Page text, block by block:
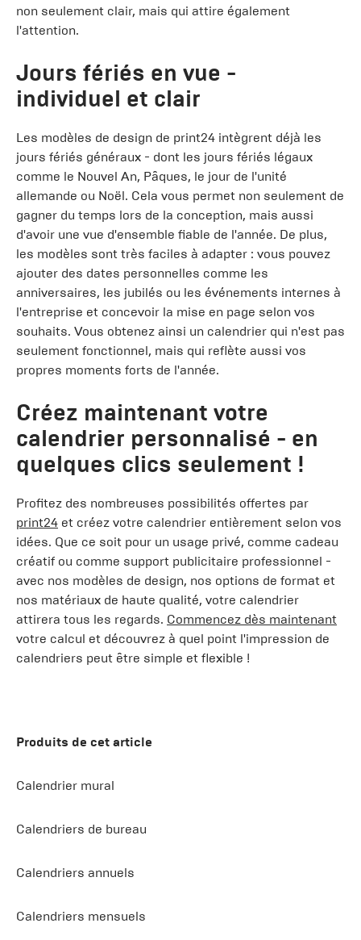
non seulement clair, mais qui attire également
l'attention.
Jours fériés en vue -
individuel et clair
Les modèles de design de print24 intègrent déjà les
jours fériés généraux - dont les jours fériés légaux
comme le Nouvel An, Pâques, le jour de l'unité
allemande ou Noël. Cela vous permet non seulement de
gagner du temps lors de la conception, mais aussi
d'avoir une vue d'ensemble fiable de l'année. De plus,
les modèles sont très faciles à adapter : vous pouvez
ajouter des dates personnelles comme les
anniversaires, les jubilés ou les événements internes à
l'entreprise et concevoir la mise en page selon vos
souhaits. Vous obtenez ainsi un calendrier qui n'est pas
seulement fonctionnel, mais qui reflète aussi vos
propres moments forts de l'année.
Créez maintenant votre
calendrier personnalisé - en
quelques clics seulement !
Profitez des nombreuses possibilités offertes par
print24 et créez votre calendrier entièrement selon vos
idées. Que ce soit pour un usage privé, comme cadeau
créatif ou comme support publicitaire professionnel -
avec nos modèles de design, nos options de format et
nos matériaux de haute qualité, votre calendrier
attirera tous les regards. Commencez dès maintenant
votre calcul et découvrez à quel point l'impression de
calendriers peut être simple et flexible !
Produits de cet article
Calendrier mural
Calendriers de bureau
Calendriers annuels
Calendriers mensuels